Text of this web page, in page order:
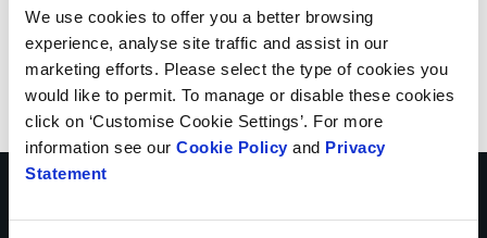
We use cookies to offer you a better browsing
experience, analyse site traffic and assist in our
marketing efforts. Please select the type of cookies you
would like to permit. To manage or disable these cookies
click on ‘Customise Cookie Settings’. For more
information see our Cookie Policy and Privacy
Statement